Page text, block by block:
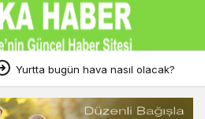
Yurtta bugün hava nasıl olacak?